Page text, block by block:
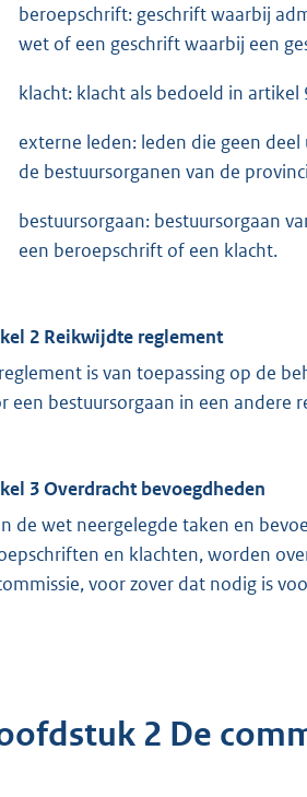
beroepschrift: geschrift waarbij
wet of een geschrift waarbij een
klacht: klacht als bedoeld in artikel
externe leden: leden die geen
de bestuursorganen van de
bestuursorgaan: bestuursorgaan
een beroepschrift of een klacht.
2 Reikwijdte reglement
is van toepassing op de
een bestuursorgaan in een andere
3 Overdracht bevoegdheden
de wet neergelegde taken en
en klachten, worden
voor zover dat nodig is
2 De